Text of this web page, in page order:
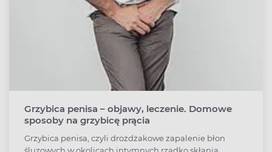
Grzybica penisa – objawy, leczenie. Domowe
sposoby na grzybicę prącia
Grzybica penisa, czyli drożdżakowe zapalenie błon